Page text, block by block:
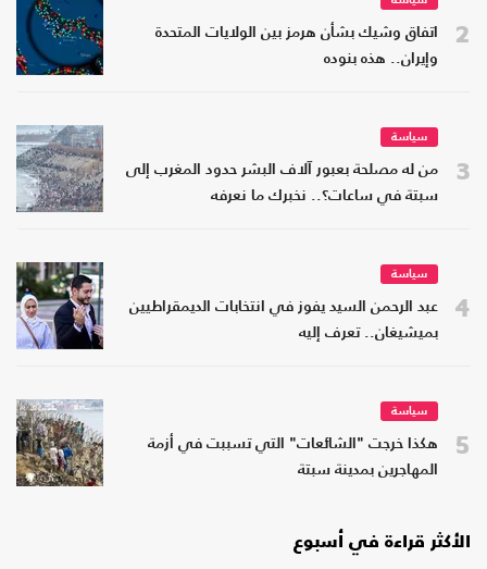
2
اتفاق وشيك بشأن هرمز بين الولايات المتحدة
وإيران.. هذه بنوده
3
سياسة
من له مصلحة بعبور آلاف البشر حدود المغرب إلى
سبتة في ساعات؟.. نخبرك ما نعرفه
4
سياسة
عبد الرحمن السيد يفوز في انتخابات الديمقراطيين
بميشيغان.. تعرف إليه
5
سياسة
هكذا خرجت "الشائعات" التي تسببت في أزمة
المهاجرين بمدينة سبتة
الأكثر قراءة في أسبوع